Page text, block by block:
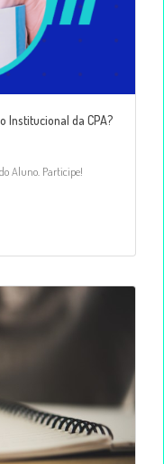
Institucional da CPA?
Aluno. Participe!